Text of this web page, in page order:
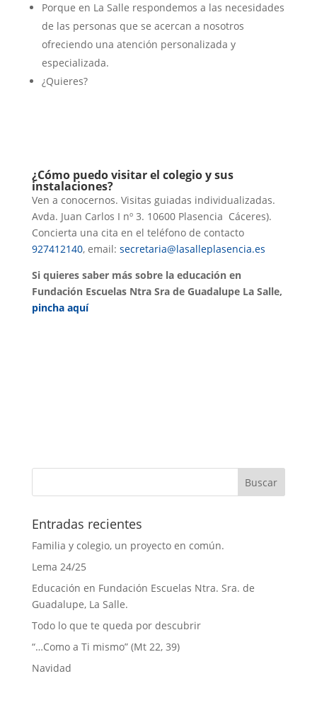
Porque en La Salle respondemos a las necesidades
de las personas que se acercan a nosotros
ofreciendo una atención personalizada y
especializada.
¿Quieres?
¿Cómo puedo visitar el colegio y sus
instalaciones?
Ven a conocernos. Visitas guiadas individualizadas.
Avda. Juan Carlos I nº 3. 10600 Plasencia Cáceres).
Concierta una cita en el teléfono de contacto
927412140, email: secretaria@lasalleplasencia.es
Si quieres saber más sobre la educación en
Fundación Escuelas Ntra Sra de Guadalupe La Salle,
pincha aquí
Entradas recientes
Familia y colegio, un proyecto en común.
Lema 24/25
Educación en Fundación Escuelas Ntra. Sra. de
Guadalupe, La Salle.
Todo lo que te queda por descubrir
“…Como a Ti mismo” (Mt 22, 39)
Navidad